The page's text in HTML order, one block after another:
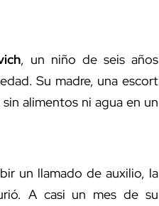
, un niño de seis años
Su madre, una escort
alimentos ni agua en un
un llamado de auxilio, la
A casi un mes de su